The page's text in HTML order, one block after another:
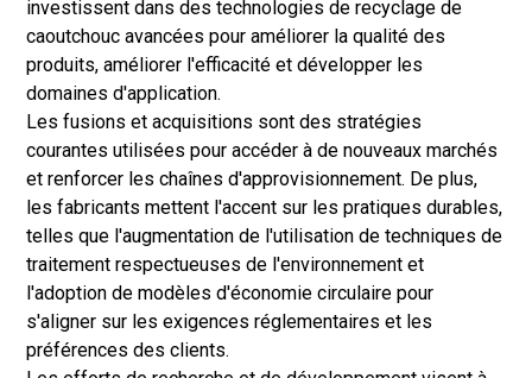
investissent dans des technologies de recyclage de
caoutchouc avancées pour améliorer la qualité des
produits, améliorer l'efficacité et développer les
domaines d'application.
Les fusions et acquisitions sont des stratégies
courantes utilisées pour accéder à de nouveaux marchés
et renforcer les chaînes d'approvisionnement. De plus,
les fabricants mettent l'accent sur les pratiques durables,
telles que l'augmentation de l'utilisation de techniques de
traitement respectueuses de l'environnement et
l'adoption de modèles d'économie circulaire pour
s'aligner sur les exigences réglementaires et les
préférences des clients.